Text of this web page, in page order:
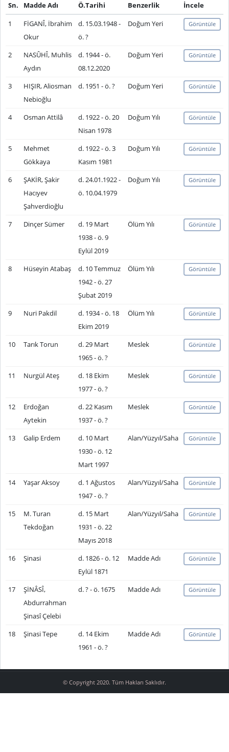
Sn. Madde Adı
Ö.Tarihi
Benzerlik
İncele
1
FİGANÎ, İbrahim
Okur
d. 15.03.1948 -
ö. ?
Doğum Yeri Görüntüle
2
NASÛHÎ, Muhlis
Aydın
d. 1944 - ö.
08.12.2020
Doğum Yeri Görüntüle
3
HIŞIR, Aliosman
Nebioğlu
d. 1951 - ö. ? Doğum Yeri Görüntüle
4 Osman Attilâ
d. 1922 - ö. 20
Nisan 1978
Doğum Yılı Görüntüle
5
Mehmet
Gökkaya
d. 1922 - ö. 3
Kasım 1981
Doğum Yılı Görüntüle
6
ŞAKİR, Şakir
Hacıyev
Şahverdioğlu
d. 24.01.1922 -
ö. 10.04.1979
Doğum Yılı Görüntüle
7 Dinçer Sümer
d. 19 Mart
1938 - ö. 9
Eylül 2019
Ölüm Yılı Görüntüle
8 Hüseyin Atabaş
d. 10 Temmuz
1942 - ö. 27
Şubat 2019
Ölüm Yılı Görüntüle
9 Nuri Pakdil
d. 1934 - ö. 18
Ekim 2019
Ölüm Yılı Görüntüle
10 Tarık Torun
d. 29 Mart
1965 - ö. ?
Meslek Görüntüle
11 Nurgül Ateş
d. 18 Ekim
1977 - ö. ?
Meslek Görüntüle
12
Erdoğan
Aytekin
d. 22 Kasım
1937 - ö. ?
Meslek Görüntüle
13 Galip Erdem
d. 10 Mart
1930 - ö. 12
Mart 1997
Alan/Yüzyıl/Saha Görüntüle
14 Yaşar Aksoy
d. 1 Ağustos
1947 - ö. ?
Alan/Yüzyıl/Saha Görüntüle
15
M. Turan
Tekdoğan
d. 15 Mart
1931 - ö. 22
Mayıs 2018
Alan/Yüzyıl/Saha Görüntüle
16 Şinasi
d. 1826 - ö. 12
Eylül 1871
Madde Adı Görüntüle
17
ŞİNÂSÎ,
Abdurrahman
Şinasî Çelebi
d. ? - ö. 1675 Madde Adı Görüntüle
18 Şinasi Tepe
d. 14 Ekim
1961 - ö. ?
Madde Adı Görüntüle
© Copyright 2020. Tüm Hakları Saklıdır.